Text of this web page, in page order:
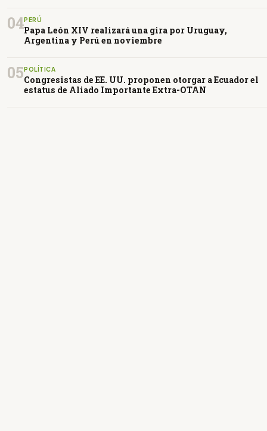
04PERÚ
Papa León XIV realizará una gira por Uruguay,
Argentina y Perú en noviembre
05 POLÍTICA
Congresistas de EE. UU. proponen otorgar a Ecuador el
estatus de Aliado Importante Extra-OTAN